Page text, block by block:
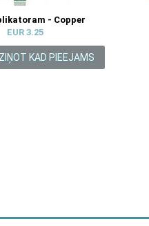
- Copper
EUR 3.25